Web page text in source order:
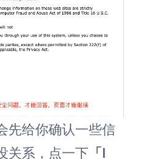
先给你确认一些信
关系，点一下 「I